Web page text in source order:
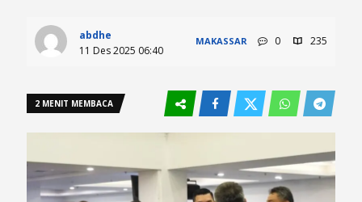
abdhe
11 Des 2025 06:40
MAKASSAR 0 235
2 MENIT MEMBACA